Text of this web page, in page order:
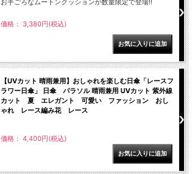
価格： 3,380円(税込)
【UVカット 晴雨兼用】おしゃれを楽しむ日傘「レースフ
ラワー日傘」 日傘 パラソル 晴雨兼用 UVカット 紫外線
カット 夏 エレガント 可愛い ファッション おし
ゃれ レース編み花 レース
価格： 4,400円(税込)